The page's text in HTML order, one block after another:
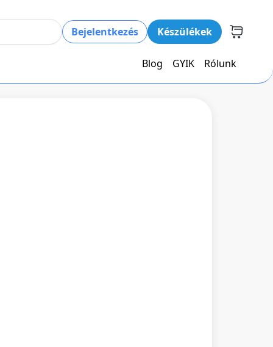
Bejelentkezés Készülékek
Blog GYIK Rólunk